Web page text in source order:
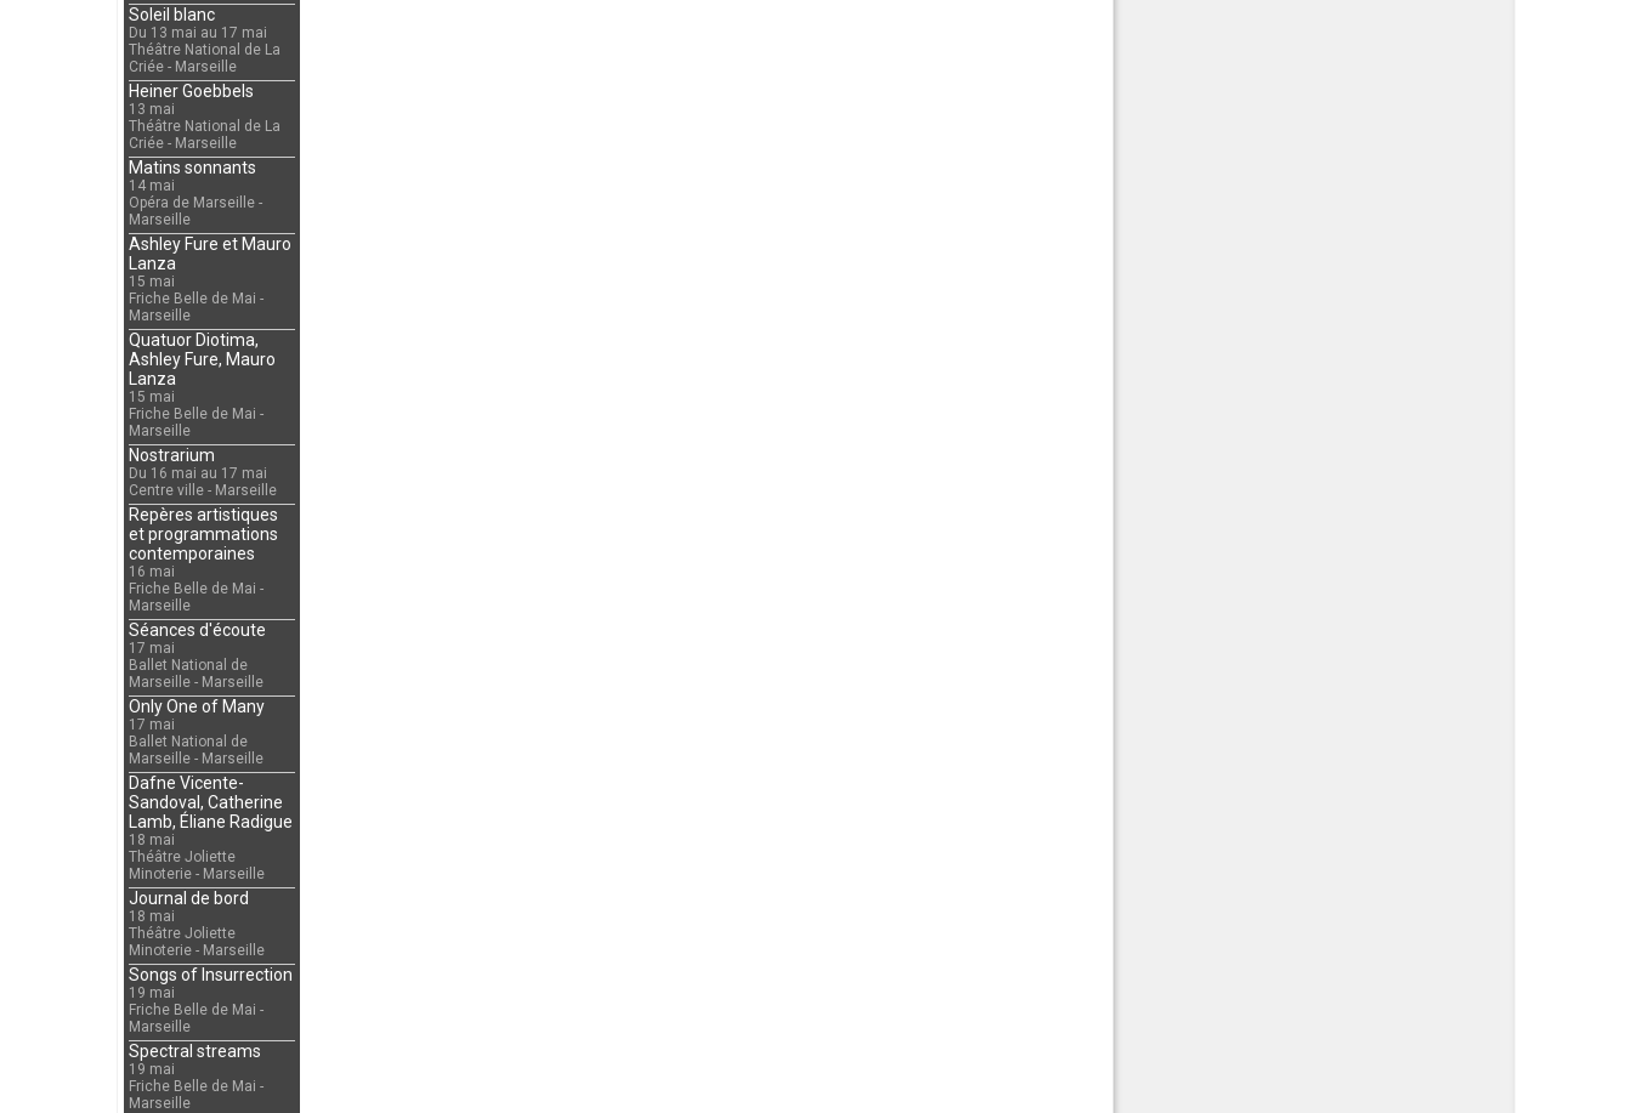
Soleil blanc
Du 13 mai au 17 mai
Théâtre National de La
Criée - Marseille
Heiner Goebbels
13 mai
Théâtre National de La
Criée - Marseille
Matins sonnants
14 mai
Opéra de Marseille -
Marseille
Ashley Fure et Mauro
Lanza
15 mai
Friche Belle de Mai -
Marseille
Quatuor Diotima,
Ashley Fure, Mauro
Lanza
15 mai
Friche Belle de Mai -
Marseille
Nostrarium
Du 16 mai au 17 mai
Centre ville - Marseille
Repères artistiques
et programmations
contemporaines
16 mai
Friche Belle de Mai -
Marseille
Séances d'écoute
17 mai
Ballet National de
Marseille - Marseille
Only One of Many
17 mai
Ballet National de
Marseille - Marseille
Dafne Vicente-
Sandoval, Catherine
Lamb, Éliane Radigue
18 mai
Théâtre Joliette
Minoterie - Marseille
Journal de bord
18 mai
Théâtre Joliette
Minoterie - Marseille
Songs of Insurrection
19 mai
Friche Belle de Mai -
Marseille
Spectral streams
19 mai
Friche Belle de Mai -
Marseille